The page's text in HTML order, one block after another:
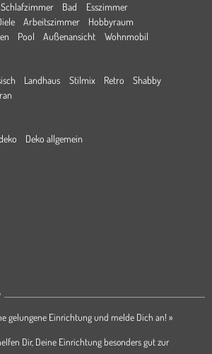
Schlafzimmer Bad
Esszimmer
Arbeitszimmer
Hobbyraum
Pool Außenansicht Wohnmobil
Landhaus Stilmix Retro
Shabby
Deko allgemein
gelungene Einrichtung und melde Dich an! »
Dir, Deine Einrichtung besonders gut zur